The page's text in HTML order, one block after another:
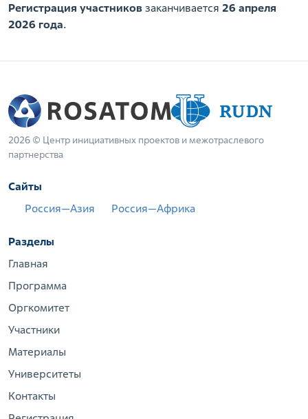
Регистрация участниковзаканчивается 26 апреля
2026 года.
2026 © Центр инициативных проектов и межотраслевого
партнерства
Сайты
Россия—Азия
Россия—Африка
Разделы
Главная
Программа
Оргкомитет
Участники
Материалы
Университеты
Контакты